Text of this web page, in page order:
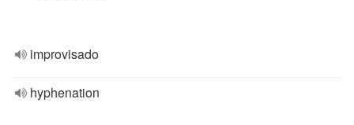
improvisado
hyphenation